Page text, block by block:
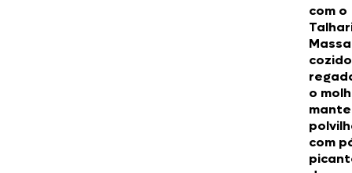
com o
o
com